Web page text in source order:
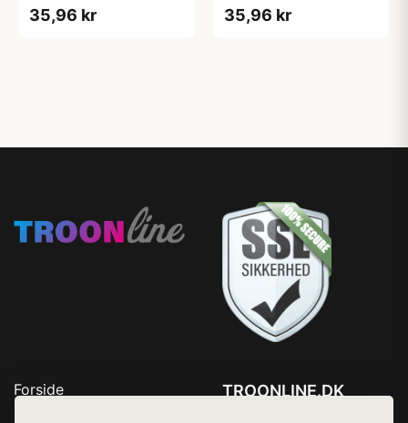
35,96 kr 35,96 kr
Forside
TROONLINE.DK